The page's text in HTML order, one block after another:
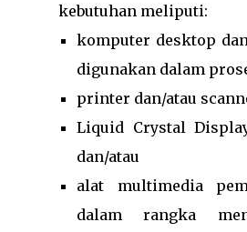
kebutuhan meliputi:
komputer desktop
digunakan dalam
printer dan/atau
Liquid Crystal
dan/atau
alat multimedia
dalam rangka